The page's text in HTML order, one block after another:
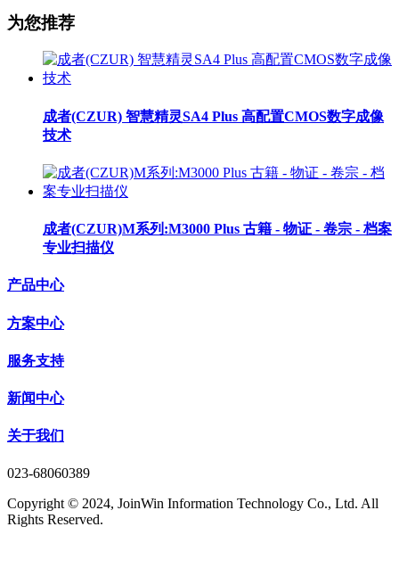
为您推荐
成者(CZUR) 智慧精灵SA4 Plus 高配置CMOS数字成像
技术
成者(CZUR)M系列:M3000 Plus 古籍 - 物证 - 卷宗 - 档案
专业扫描仪
产品中心
方案中心
服务支持
新闻中心
关于我们
023-68060389
Copyright © 2024, JoinWin Information Technology Co., Ltd. All
Rights Reserved.